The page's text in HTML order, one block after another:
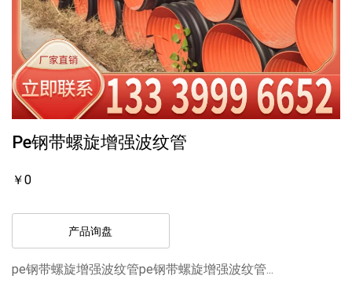
Pe钢带螺旋增强波纹管
￥0
产品询盘
pe钢带螺旋增强波纹管pe钢带螺旋增强波纹管...